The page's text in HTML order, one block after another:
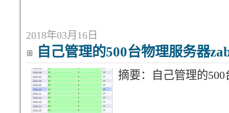
2018年03月16日
自己管理的500台物理服务器
摘要：自己管理的